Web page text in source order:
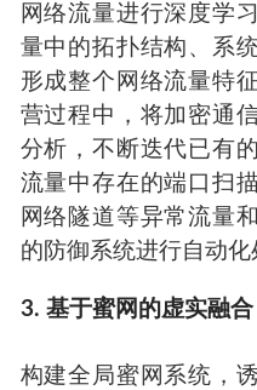
网络流量进行深度学
量中的拓扑结构、系
形成整个网络流量特
营过程中，将加密通
分析，不断迭代已有
流量中存在的端口扫
网络隧道等异常流量
的防御系统进行自动化
3. 基于蜜网的虚实融合
构建全局蜜网系统，